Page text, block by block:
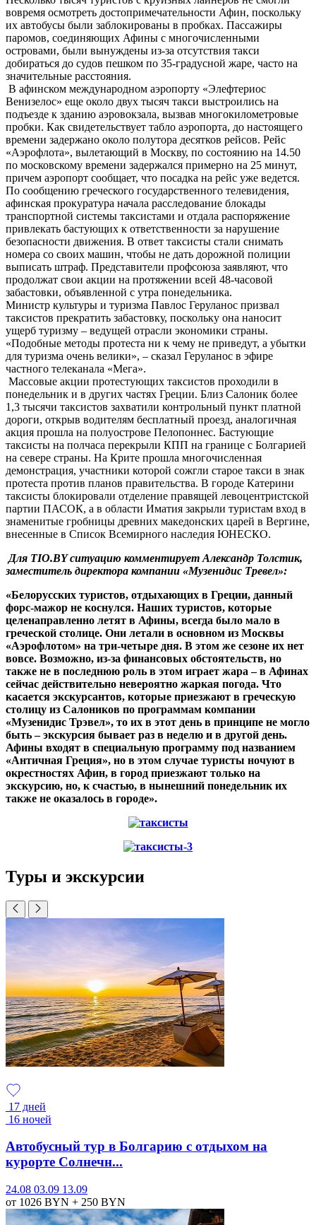
вовремя осмотреть достопримечательности Афин, поскольку
их автобусы были заблокированы в пробках. Пассажиры
паромов, соединяющих Афины с многочисленными
островами, были вынуждены из-за отсутствия такси
добираться до судов пешком по 35-градусной жаре, часто на
значительные расстояния.
В афинском международном аэропорту «Элефтериос
Венизелос» еще около двух тысяч такси выстроились на
подъезде к зданию аэровокзала, вызвав многокилометровые
пробки. Как свидетельствует табло аэропорта, до настоящего
времени задержано около полутора десятков рейсов. Рейс
«Аэрофлота», вылетающий в Москву, по состоянию на 14.50
по московскому времени задержался примерно на 25 минут,
причем аэропорт сообщает, что посадка на рейс уже ведется.
По сообщению греческого государственного телевидения,
афинская прокуратура начала расследование блокады
транспортной системы таксистами и отдала распоряжение
привлекать бастующих к ответственности за нарушение
безопасности движения. В ответ таксисты стали снимать
номера со своих машин, чтобы не дать дорожной полиции
выписать штраф. Представители профсоюза заявляют, что
продолжат свои акции на протяжении всей 48-часовой
забастовки, объявленной с утра понедельника.
Министр культуры и туризма Павлос Геруланос призвал
таксистов прекратить забастовку, поскольку она наносит
ущерб туризму – ведущей отрасли экономики страны.
«Подобные методы протеста ни к чему не приведут, а убытки
для туризма очень велики», – сказал Геруланос в эфире
частного телеканала «Мега».
Массовые акции протестующих таксистов проходили в
понедельник и в других частях Греции. Близ Салоник более
1,3 тысячи таксистов захватили контрольный пункт платной
дороги, открыв водителям бесплатный проезд, аналогичная
акция прошла на полуострове Пелопоннес. Бастующие
таксисты на полчаса перекрыли КПП на границе с Болгарией
на севере страны. На Крите прошла многочисленная
демонстрация, участники которой сожгли старое такси в знак
протеста против планов правительства. В городе Катерини
таксисты блокировали отделение правящей левоцентристской
партии ПАСОК, а в области Иматия закрыли туристам вход в
знаменитые гробницы древних македонских царей в Вергине,
внесенные в Список Всемирного наследия ЮНЕСКО.
Для TIO.BY ситуацию комментирует Александр Толстик,
заместитель директора компании «Музенидис Тревел»:
«Белорусских туристов, отдыхающих в Греции, данный
форс-мажор не коснулся. Наших туристов, которые
целенаправленно летят в Афины, всегда было мало в
греческой столице. Они летали в основном из Москвы
«Аэрофлотом» на три-четыре дня. В этом же сезоне их нет
вовсе. Возможно, из-за финансовых обстоятельств, но
также не в последнюю роль в этом играет жара – в Афинах
сейчас действительно невероятно жаркая погода. Что
касается экскурсантов, которые приезжают в греческую
столицу из Салоников по программам компании
«Музенидис Трэвел», то их в этот день в принципе не могло
быть – экскурсия бывает раз в неделю и в другой день.
Афины входят в специальную программу под названием
«Античная Греция», но в этом случае туристы ночуют в
окрестностях Афин, в город приезжают только на
экскурсию, но, к счастью, в нынешний понедельник их
также не оказалось в городе».
Туры и экскурсии
17 дней
16 ночей
Автобусный тур в Болгарию с отдыхом на
курорте Солнечн...
24.08 03.09 13.09
от 1026 BYN + 250 BYN